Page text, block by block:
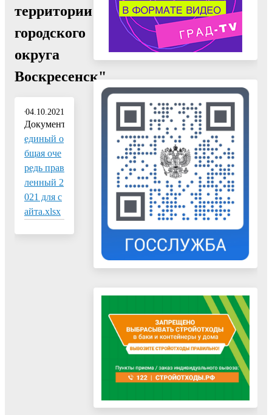
территории
городского
округа
Воскресенск"
04.10.2021
Документ:
единый о
бщая оче
редь прав
ленный 2
021 для с
айта.xlsx